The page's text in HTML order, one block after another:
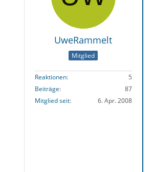
UweRammelt
Mitglied
Reaktionen
5
Beiträge
87
Mitglied seit
6. Apr. 2008